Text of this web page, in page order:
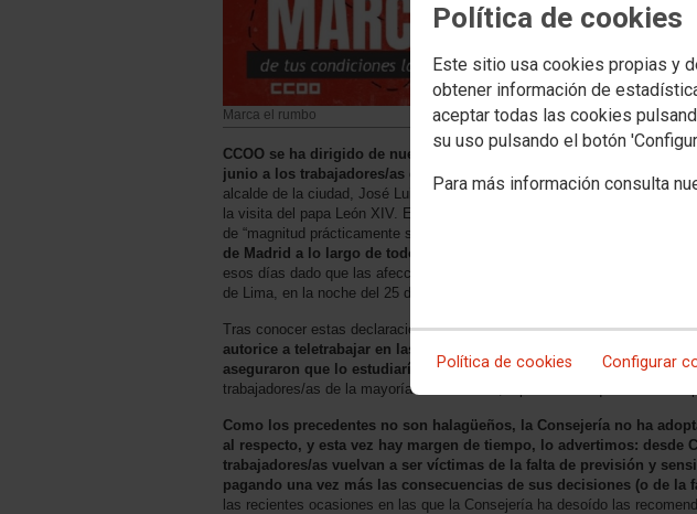
Política de cookies
Este sitio usa cookies propias y
obtener información de
aceptar todas las cookies
su uso pulsando el botón
Para más información consulta
Política de cookies Configurar
Marca el rumbo
CCOO se ha dirigido de nuevo a la Consejería de Justicia para
junio a los trabajadores/as que prestan servicio en las sedes
alcalde de la ciudad, José Luis Martínez-Almeida, que ha anunciado
la visita del papa León XIV. El propio Almeida aseguró la semana pasada
de “magnitud prácticamente sin precedentes”
de Madrid a lo largo de todos esos días”, por lo que pidió a las
esos días dado que las afecciones al tráfico comenzarán, tanto en el
de Lima, en la noche del 25 de mayo y serán especialmente graves del 3
Tras conocer estas declaraciones,el viernes pasado CCOO
autorice a teletrabajar en las sedes judiciales de Madrid, petición
aseguraron que lo estudiarían, al tiempo que minimizaron la
trabajadores/as de la mayoría de las sedes, a pesar de lo que anuncia el
Como los precedentes no son halagüeños, la Consejería no ha
al respecto, y esta vez hay margen de tiempo, lo advertimos: desde
trabajadores/as vuelvan a ser víctimas de la falta de previsión y
pagando una vez más las consecuencias de sus decisiones (o de la
las recientes ocasiones en las que la Consejería ha desoído las